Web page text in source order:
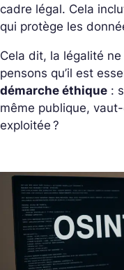
cadre légal. Cela
qui protège les
Cela dit, la légalité
pensons qu’il est
démarche éthique :
même publique,
exploitée ?